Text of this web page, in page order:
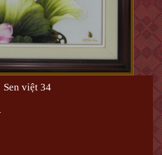
Sen việt 34